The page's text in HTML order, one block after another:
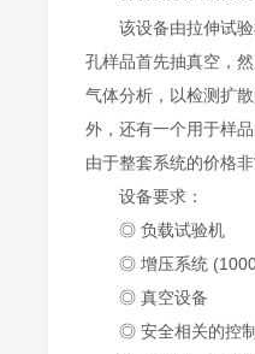
该设备由拉伸试
孔样品首先抽真空，
气体分析，以检测扩
外，还有一个用于样
由于整套系统的价格
设备要求：
◎ 负载试验机
◎ 增压系统
◎ 真空设备
◎ 安全相关的控